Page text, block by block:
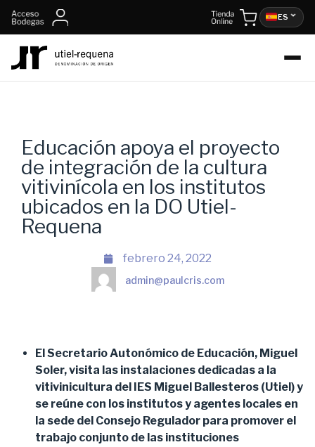
ES
Educación apoya el proyecto
de integración de la cultura
vitivinícola en los institutos
ubicados en la DO Utiel-
Requena
febrero 24, 2022
admin@paulcris.com
El Secretario Autonómico de Educación, Miguel
Soler, visita las instalaciones dedicadas a la
vitivinicultura del IES Miguel Ballesteros (Utiel) y
se reúne con los institutos y agentes locales en
la sede del Consejo Regulador para promover el
trabajo conjunto de las instituciones